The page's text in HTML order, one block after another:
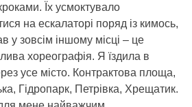
Їх усмоктувало
на ескалаторі поряд із кимось,
у зовсім іншому місці – це
хореографія. Я їздила в
усе місто. Контрактова площа,
Гідропарк, Петрівка, Хрещатик.